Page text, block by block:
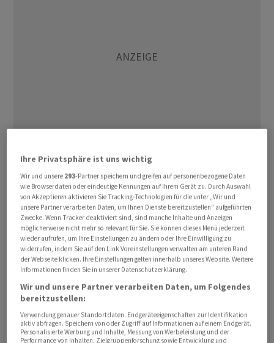
Prozent höheren Werten ausgeschrieben als im August,
wie aus dem am Donnerstag veröffentlichten neuesten
«Swiss Real Estate Offer Index» von Immoscout24 und
dem Immobilienberatungsunternehmen IAZI
hervorgeht. Innert Jahresfrist bedeutet dies einen
Preisanstieg von 1,7 Prozent.
Im Segment der Eigentumswohnungen haben sich im
Gegensatz dazu die Angebotspreise im vergangenen
Monat um 0,3 Prozent leicht reduziert. In der
Jahresbetrachtung ergibt dies allerdings dennoch ein
Ihre Privatsphäre ist uns wichtig
Wir und unsere 293-Partner speichern und greifen auf personenbezogene Daten
wie Browserdaten oder eindeutige Kennungen auf Ihrem Gerät zu. Durch Auswahl
von Akzeptieren aktivieren Sie Tracking-Technologien für die unter „Wir und
unsere Partner verarbeiten Daten, um Ihnen Dienste bereitzustellen“ aufgeführten
Zwecke. Wenn Tracker deaktiviert sind, sind manche Inhalte und Anzeigen
möglicherweise nicht mehr so relevant für Sie. Sie können dieses Menü jederzeit
wieder aufrufen, um Ihre Einstellungen zu ändern oder Ihre Einwilligung zu
widerrufen, indem Sie auf den Link Voreinstellungen verwalten am unteren Rand
der Webseite klicken. Ihre Einstellungen gelten innerhalb unseres Website. Weitere
Informationen finden Sie in unserer Datenschutzerklärung.
Wir und unsere Partner verarbeiten Daten, um Folgendes
bereitzustellen:
Verwendung genauer Standortdaten. Endgeräteeigenschaften zur Identifikation
aktiv abfragen. Speichern von oder Zugriff auf Informationen auf einem Endgerät.
Personalisierte Werbung und Inhalte, Messung von Werbeleistung und der
Performance von Inhalten, Zielgruppenforschung sowie Entwicklung und